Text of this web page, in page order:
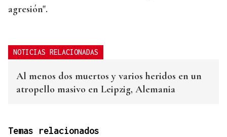
agresión".
NOTICIAS RELACIONADAS
Al menos dos muertos y varios heridos en un
atropello masivo en Leipzig, Alemania
Temas relacionados